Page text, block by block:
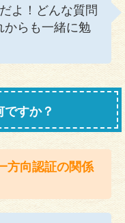
よ！どんな質問
からも一緒に勉
すか？
方向認証の関係